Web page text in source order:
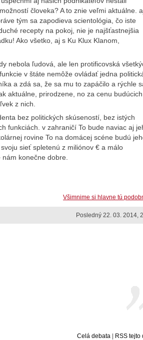
človeka? A to znie veľmi aktuálne.
tým sa zapodieva scientológia, čo iste
recepty na pokoj, nie je najšťastnejšia
Ako všetko, aj s Ku Klux Klanom,
ľudová, ale len protificovská
v štáte nemôže ovládať jedna
a zdá sa, že sa mu to zapáčilo a rýchle
aktuálne, prirodzene, no za cenu budúcich
z nich.
bez politických skúseností, bez istých
funkciách. v zahraničí To bude naviac aj
rovine To na domácej scéne budú
sieť spletenú z miliónov € a málo
konečne dobre.
Všimnime si hlavne tú
Posledný 22. 03. 2014,
Celá debata | RSS tejto